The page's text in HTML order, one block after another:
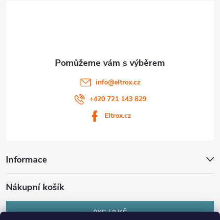
info@eltrox.cz
+420 721 143 829
Eltrox.cz
Informace
Nákupní košík
0KS /0 KČ